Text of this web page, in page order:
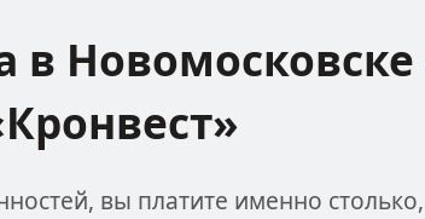
в Новомосковске
вы платите именно столько,